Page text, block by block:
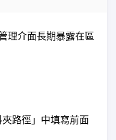
理介面長期暴露在區
路徑」中填寫前面